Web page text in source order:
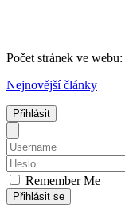
Počet stránek ve webu:
Nejnovější články
Přihlásit
Remember Me
Přihlásit se